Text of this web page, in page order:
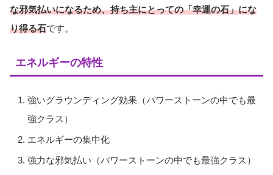
な邪気払いになるため、持ち主にとっての「幸運の石」にな
り得る石です。
エネルギーの特性
強いグラウンディング効果（パワーストーンの中でも最
強クラス）
エネルギーの集中化
強力な邪気払い（パワーストーンの中でも最強クラス）